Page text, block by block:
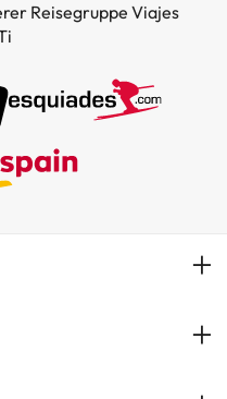
Reisegruppe Viajes